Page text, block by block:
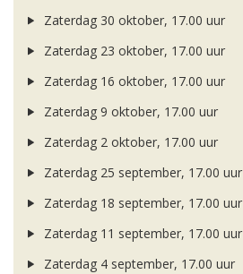
Zaterdag 30 oktober, 17.00 uur
Zaterdag 23 oktober, 17.00 uur
Zaterdag 16 oktober, 17.00 uur
Zaterdag 9 oktober, 17.00 uur
Zaterdag 2 oktober, 17.00 uur
Zaterdag 25 september, 17.00 uur
Zaterdag 18 september, 17.00 uur
Zaterdag 11 september, 17.00 uur
Zaterdag 4 september, 17.00 uur